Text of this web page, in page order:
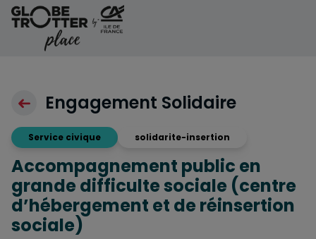
Aller au contenu
Engagement Solidaire
Service civique solidarite-insertion
Accompagnement public en
grande difficulte sociale (centre
d’hébergement et de réinsertion
sociale)